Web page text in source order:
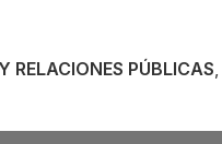
RELACIONES PÚBLICAS